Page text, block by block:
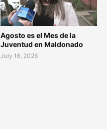
Agosto es el Mes de la
Juventud en Maldonado
July 16, 2026